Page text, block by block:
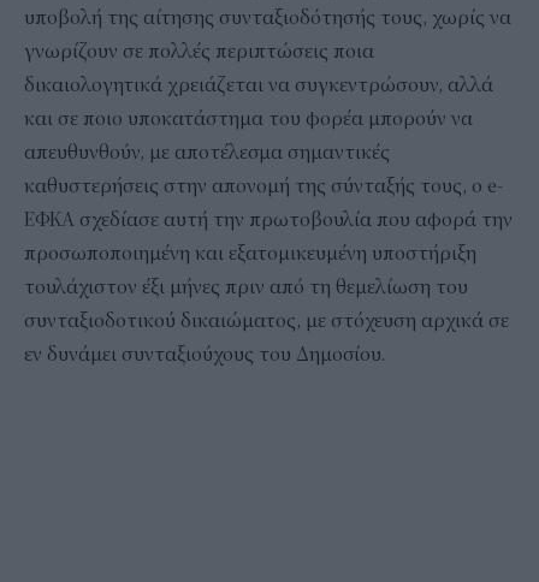
υποβολή της αίτησης συνταξιοδότησής τους, χωρίς να
γνωρίζουν σε πολλές περιπτώσεις ποια
δικαιολογητικά χρειάζεται να συγκεντρώσουν, αλλά
και σε ποιο υποκατάστημα του φορέα μπορούν να
απευθυνθούν, με αποτέλεσμα σημαντικές
καθυστερήσεις στην απονομή της σύνταξής τους, ο e-
ΕΦΚΑ σχεδίασε αυτή την πρωτοβουλία που αφορά την
προσωποποιημένη και εξατομικευμένη υποστήριξη
τουλάχιστον έξι μήνες πριν από τη θεμελίωση του
συνταξιοδοτικού δικαιώματος, με στόχευση αρχικά σε
εν δυνάμει συνταξιούχους του Δημοσίου.